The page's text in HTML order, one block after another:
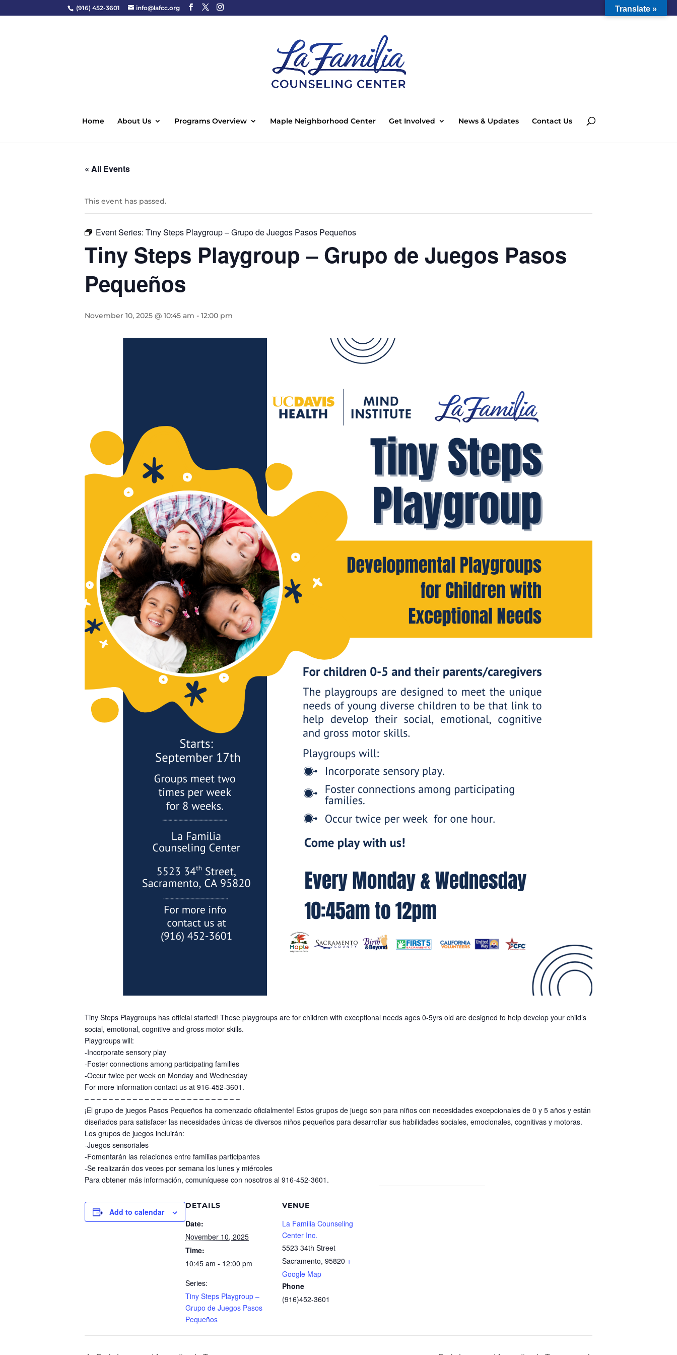
(916) 452-3601 info@lafcc.org
Home About Us Programs Overview Maple Neighborhood Center Get Involved News & Updates Contact Us
« All Events
This event has passed.
Event Series: Tiny Steps Playgroup – Grupo de Juegos Pasos Pequeños
Tiny Steps Playgroup – Grupo de Juegos Pasos
Pequeños
November 10, 2025 @ 10:45 am - 12:00 pm
Tiny Steps Playgroups has official started! These playgroups are for children with exceptional needs ages 0-5yrs old are designed to help develop your child’s
social, emotional, cognitive and gross motor skills.
Playgroups will:
-Incorporate sensory play
-Foster connections among participating families
-Occur twice per week on Monday and Wednesday
For more information contact us at 916-452-3601.
– – – – – – – – – – – – – – – – – – – – – – – – – –
¡El grupo de juegos Pasos Pequeños ha comenzado oficialmente! Estos grupos de juego son para niños con necesidades excepcionales de 0 y 5 años y están
diseñados para satisfacer las necesidades únicas de diversos niños pequeños para desarrollar sus habilidades sociales, emocionales, cognitivas y motoras.
Los grupos de juegos incluirán:
-Juegos sensoriales
-Fomentarán las relaciones entre familias participantes
-Se realizarán dos veces por semana los lunes y miércoles
Para obtener más información, comuníquese con nosotros al 916-452-3601.
Add to calendar
DETAILS
Date:
November 10, 2025
Time:
10:45 am - 12:00 pm
Series:
Tiny Steps Playgroup –
Grupo de Juegos Pasos
Pequeños
VENUE
La Familia Counseling
Center Inc.
5523 34th Street
Sacramento, 95820 +
Google Map
Phone
(916)452-3601
Translate »